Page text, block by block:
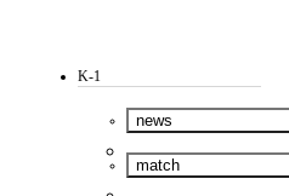
K-1
news
match